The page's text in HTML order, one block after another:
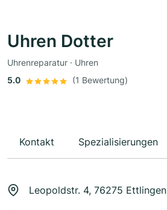
Uhren Dotter
Uhrenreparatur · Uhren
5.0
(1 Bewertung)
Kontakt Spezialisierungen
Leopoldstr. 4, 76275 Ettlingen